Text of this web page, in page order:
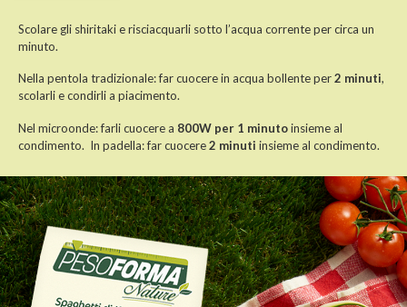
Scolare gli shiritaki e risciacquarli sotto l’acqua corrente per circa un
minuto.
Nella pentola tradizionale: far cuocere in acqua bollente per2 minuti,
scolarli e condirli a piacimento.
Nel microonde: farli cuocere a 800W per 1 minutoinsieme al
condimento. In padella: far cuocere2 minuti insieme al condimento.